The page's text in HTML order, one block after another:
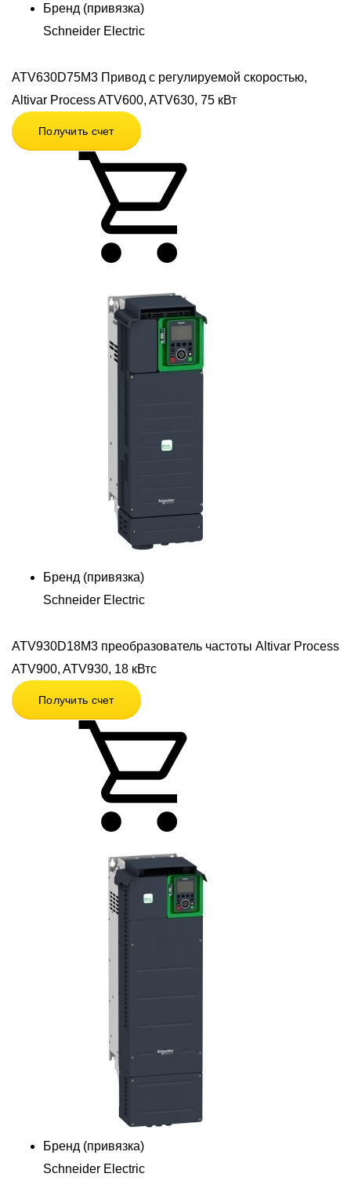
Бренд (привязка)
Schneider Electric
ATV630D75M3 Привод с регулируемой скоростью,
Altivar Process ATV600, ATV630, 75 кВт
Получить счет
Бренд (привязка)
Schneider Electric
ATV930D18M3 преобразователь частоты Altivar Process
ATV900, ATV930, 18 кВтс
Получить счет
Бренд (привязка)
Schneider Electric